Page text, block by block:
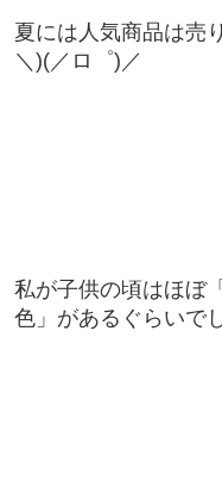
夏には人気商品は売
＼)(／ロ゜)／
私が子供の頃はほぼ
色」があるぐらいで